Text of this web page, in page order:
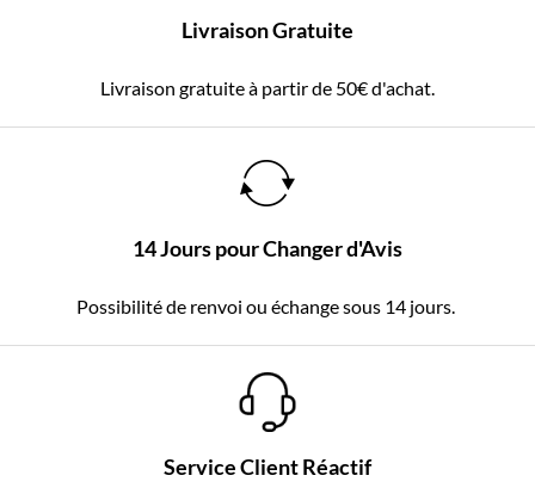
Livraison Gratuite
Livraison gratuite à partir de 50€ d'achat.
14 Jours pour Changer d'Avis
Possibilité de renvoi ou échange sous 14 jours.
Service Client Réactif